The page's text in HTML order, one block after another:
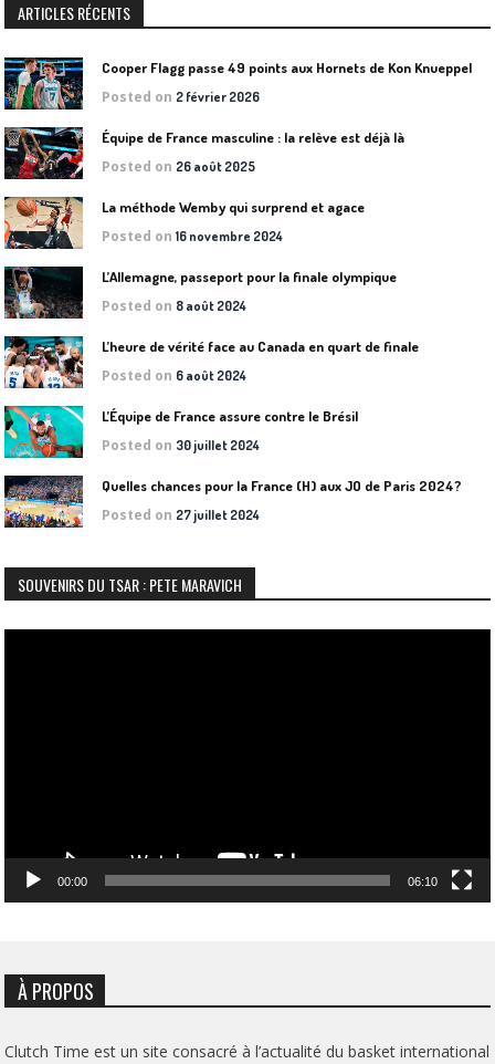
ARTICLES RÉCENTS
Cooper Flagg passe 49 points aux Hornets de Kon Knueppel
Posted on 2 février 2026
Équipe de France masculine : la relève est déjà là
Posted on 26 août 2025
La méthode Wemby qui surprend et agace
Posted on16 novembre 2024
L’Allemagne, passeport pour la finale olympique
Posted on 8 août 2024
L’heure de vérité face au Canada en quart de finale
Posted on 6 août 2024
L’Équipe de France assure contre le Brésil
Posted on 30 juillet 2024
Quelles chances pour la France (H) aux JO de Paris 2024?
Posted on 27 juillet 2024
SOUVENIRS DU TSAR : PETE MARAVICH
00:00 06:10
À PROPOS
Clutch Time est un site consacré à l’actualité du basket international